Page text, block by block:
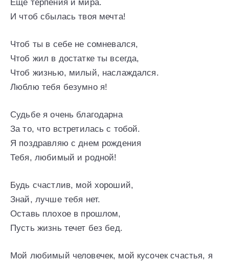
Еще терпения и мира.
И чтоб сбылась твоя мечта!
Чтоб ты в себе не сомневался,
Чтоб жил в достатке ты всегда,
Чтоб жизнью, милый, наслаждался.
Люблю тебя безумно я!
Судьбе я очень благодарна
За то, что встретилась с тобой.
Я поздравляю с днем рождения
Тебя, любимый и родной!
Будь счастлив, мой хороший,
Знай, лучше тебя нет.
Оставь плохое в прошлом,
Пусть жизнь течет без бед.
Мой любимый человечек, мой кусочек счастья, я